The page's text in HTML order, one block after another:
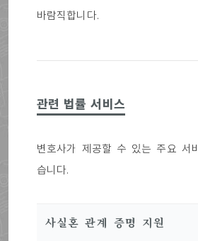
바람직합니다.
관련 법률 서비스
변호사가 제공할 수 있는 주요 서
습니다.
사실혼 관계 증명 지원